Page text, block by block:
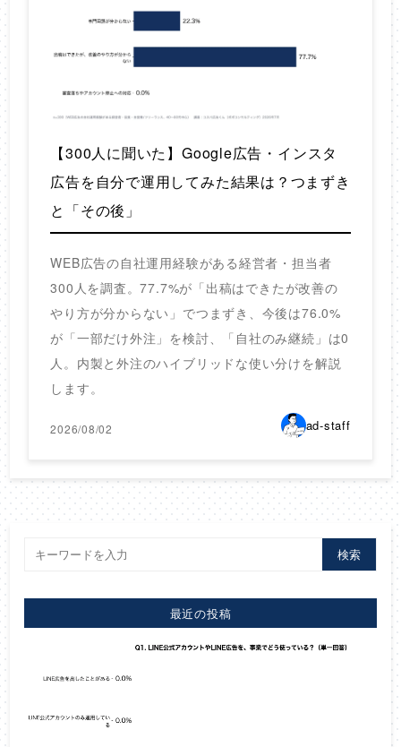
【300人に聞いた】Google広告・インスタ
広告を自分で運用してみた結果は？つまずき
と「その後」
WEB広告の自社運用経験がある経営者・担当者
300人を調査。77.7%が「出稿はできたが改善の
やり方が分からない」でつまずき、今後は76.0%
が「一部だけ外注」を検討、「自社のみ継続」は0
人。内製と外注のハイブリッドな使い分けを解説
します。
2026/08/02 ad-staff
検索
最近の投稿